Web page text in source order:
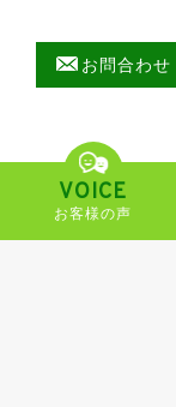
お問合わせ
VOICE
お客様の声